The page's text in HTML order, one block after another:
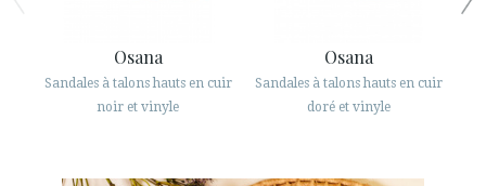
     
SECURE WEB SSL CERTIFICATE © 2026 PURA LOPEZ
Osana
Sandales à talons hauts en cuir
noir et vinyle
Osana
Sandales à talons hauts en cuir
doré et vinyle